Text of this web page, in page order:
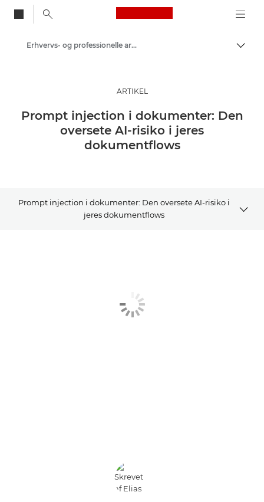
Canon Logo, back
Skift
Insights
Erhvervs- og professionelle artikler
ARTIKEL
Prompt injection i dokumenter: Den
oversete AI-risiko i jeres
dokumentflows
Prompt injection i dokumenter: Den oversete AI-risiko i
jeres dokumentflows